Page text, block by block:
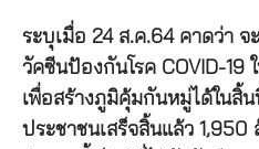
ระบุเมื่อ 24 ส.ค.64 คาดว่า จ
วัคซีนป้องกันโรค COVID-19
เพื่อสร้างภูมิคุ้มกันหมู่ได้ในสิ้
ประชาชนเสร็จสิ้นแล้ว 1,950